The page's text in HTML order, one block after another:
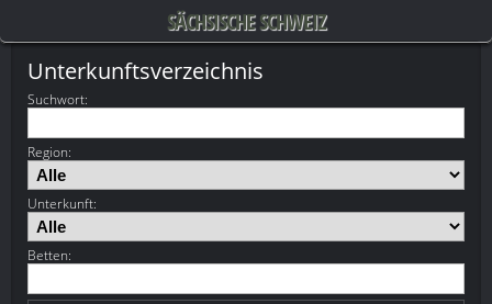
SÄCHSISCHE SCHWEIZ
Unterkunftsverzeichnis
Suchwort:
Region:
Unterkunft:
Betten: